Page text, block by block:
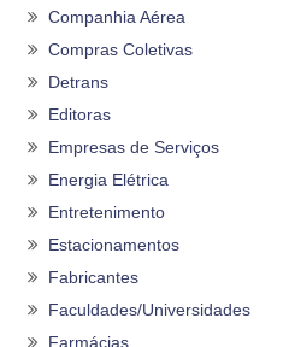
Companhia Aérea
Compras Coletivas
Detrans
Editoras
Empresas de Serviços
Energia Elétrica
Entretenimento
Estacionamentos
Fabricantes
Faculdades/Universidades
Farmácias